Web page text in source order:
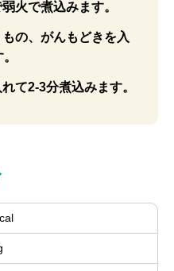
火で煮込みます。
の、がんもどきを入
て2-3分煮込みます。